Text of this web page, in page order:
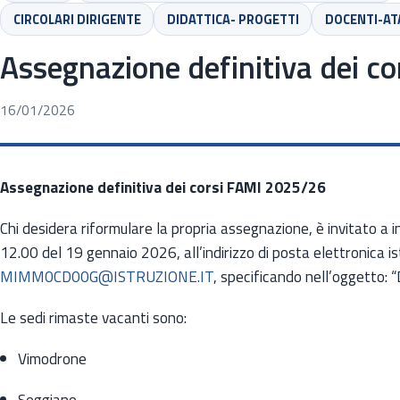
CIRCOLARI DIRIGENTE DIDATTICA- PROGETTI DOCENTI-
Assegnazione definitiva dei
16/01/2026
Assegnazione definitiva dei corsi FAMI 2025/26
Chi desidera riformulare la propria assegnazione, è invitato
12.00 del 19 gennaio 2026, all’indirizzo di posta elettronica
MIMM0CD00G@ISTRUZIONE.IT, specificando nell’oggetto:
Le sedi rimaste vacanti sono:
Vimodrone